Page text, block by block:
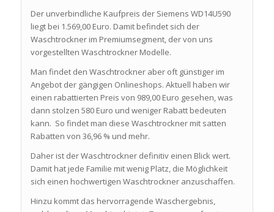
Der unverbindliche Kaufpreis der Siemens WD14U590
liegt bei 1.569,00 Euro. Damit befindet sich der
Waschtrockner im Premiumsegment, der von uns
vorgestellten Waschtrockner Modelle.
Man findet den Waschtrockner aber oft günstiger im
Angebot der gängigen Onlineshops. Aktuell haben wir
einen rabattierten Preis von 989,00 Euro gesehen, was
dann stolzen 580 Euro und weniger Rabatt bedeuten
kann. So findet man diese Waschtrockner mit satten
Rabatten von 36,96 % und mehr.
Daher ist der Waschtrockner definitiv einen Blick wert.
Damit hat jede Familie mit wenig Platz, die Möglichkeit
sich einen hochwertigen Waschtrockner anzuschaffen.
Hinzu kommt das hervorragende Waschergebnis,